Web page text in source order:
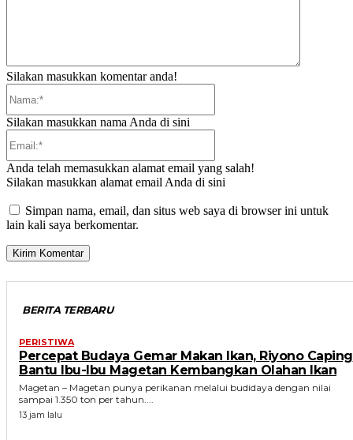
Silakan masukkan komentar anda!
Silakan masukkan nama Anda di sini
Anda telah memasukkan alamat email yang salah!
Silakan masukkan alamat email Anda di sini
Simpan nama, email, dan situs web saya di browser ini untuk
lain kali saya berkomentar.
BERITA TERBARU
PERISTIWA
Percepat Budaya Gemar Makan Ikan, Riyono Caping
Bantu Ibu-Ibu Magetan Kembangkan Olahan Ikan
Magetan – Magetan punya perikanan melalui budidaya dengan nilai
sampai 1.350 ton per tahun....
13 jam lalu